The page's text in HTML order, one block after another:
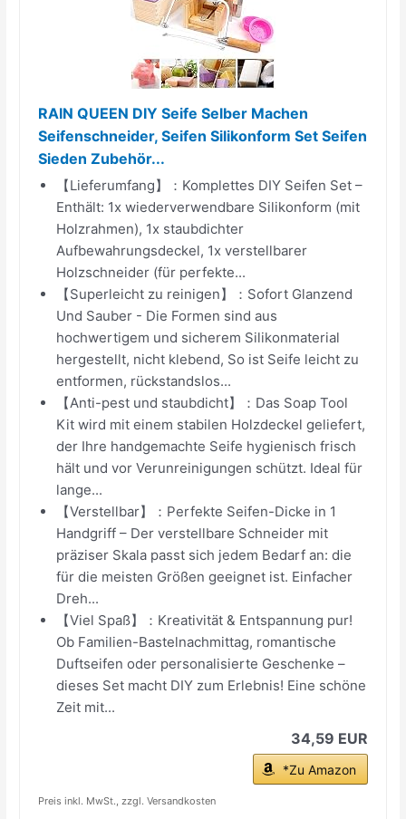
RAIN QUEEN DIY Seife Selber Machen
Seifenschneider, Seifen Silikonform Set Seifen
Sieden Zubehör...
【Lieferumfang】：Komplettes DIY Seifen Set –
Enthält: 1x wiederverwendbare Silikonform (mit
Holzrahmen), 1x staubdichter
Aufbewahrungsdeckel, 1x verstellbarer
Holzschneider (für perfekte...
【Superleicht zu reinigen】：Sofort Glanzend
Und Sauber - Die Formen sind aus
hochwertigem und sicherem Silikonmaterial
hergestellt, nicht klebend, So ist Seife leicht zu
entformen, rückstandslos...
【Anti-pest und staubdicht】：Das Soap Tool
Kit wird mit einem stabilen Holzdeckel geliefert,
der Ihre handgemachte Seife hygienisch frisch
hält und vor Verunreinigungen schützt. Ideal für
lange...
【Verstellbar】：Perfekte Seifen-Dicke in 1
Handgriff – Der verstellbare Schneider mit
präziser Skala passt sich jedem Bedarf an: die
für die meisten Größen geeignet ist. Einfacher
Dreh...
【Viel Spaß】：Kreativität & Entspannung pur!
Ob Familien-Bastelnachmittag, romantische
Duftseifen oder personalisierte Geschenke –
dieses Set macht DIY zum Erlebnis! Eine schöne
Zeit mit...
34,59 EUR
*Zu Amazon
Preis inkl. MwSt., zzgl. Versandkosten